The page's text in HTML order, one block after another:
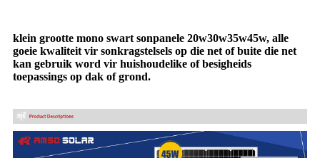
klein grootte mono swart sonpanele 20w30w35w45w, alle
goeie kwaliteit vir sonkragstelsels op die net of buite die net
kan gebruik word vir huishoudelike of besigheids
toepassings op dak of grond.